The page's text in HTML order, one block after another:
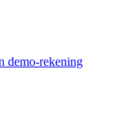
demo-rekening